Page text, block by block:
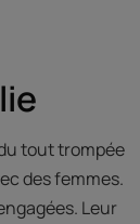
tout trompée
des femmes.
Leur